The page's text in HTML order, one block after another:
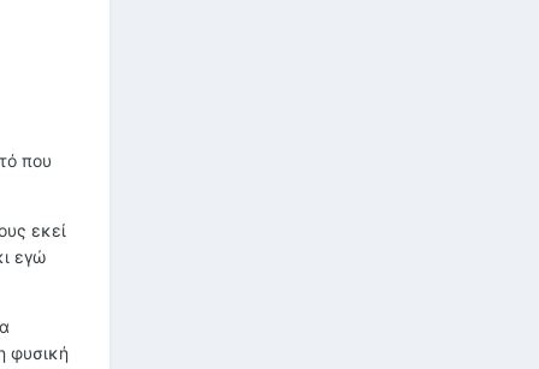
που
εκεί
εγώ
φυσική